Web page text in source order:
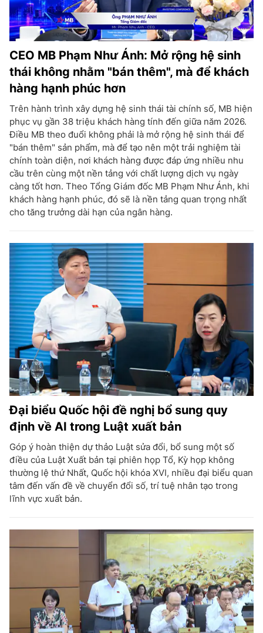
CEO MB Phạm Như Ánh: Mở rộng hệ sinh
thái không nhằm "bán thêm", mà để khách
hàng hạnh phúc hơn
Trên hành trình xây dựng hệ sinh thái tài chính số, MB hiện
phục vụ gần 38 triệu khách hàng tính đến giữa năm 2026.
Điều MB theo đuổi không phải là mở rộng hệ sinh thái để
"bán thêm" sản phẩm, mà để tạo nên một trải nghiệm tài
chính toàn diện, nơi khách hàng được đáp ứng nhiều nhu
cầu trên cùng một nền tảng với chất lượng dịch vụ ngày
càng tốt hơn. Theo Tổng Giám đốc MB Phạm Như Ánh, khi
khách hàng hạnh phúc, đó sẽ là nền tảng quan trọng nhất
cho tăng trưởng dài hạn của ngân hàng.
Đại biểu Quốc hội đề nghị bổ sung quy
định về AI trong Luật xuất bản
Góp ý hoàn thiện dự thảo Luật sửa đổi, bổ sung một số
điều của Luật Xuất bản tại phiên họp Tổ, Kỳ họp không
thường lệ thứ Nhất, Quốc hội khóa XVI, nhiều đại biểu quan
tâm đến vấn đề về chuyển đổi số, trí tuệ nhân tạo trong
lĩnh vực xuất bản.